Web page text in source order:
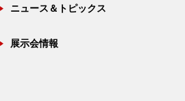
ニュース＆トピックス
展示会情報